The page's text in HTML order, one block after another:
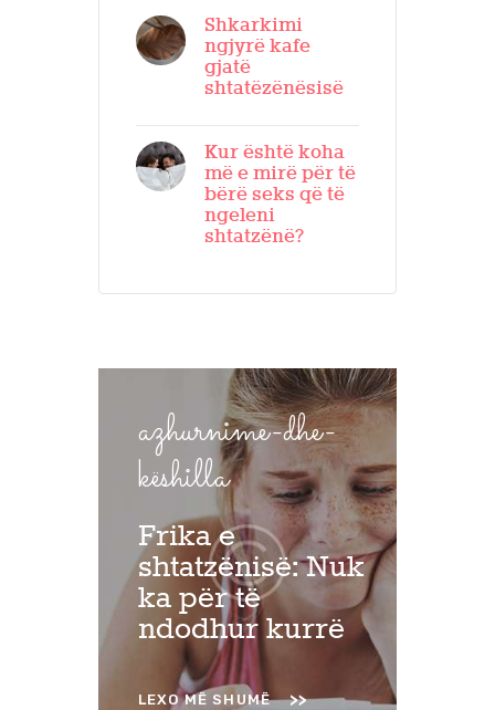
Shkarkimi
ngjyrë kafe
gjatë
shtatëzënësisë
Kur është koha
më e mirë për të
bërë seks që të
ngeleni
shtatzënë?
azhurnime-dhe-
këshilla
Frika e
shtatzënisë: Nuk
ka për të
ndodhur kurrë
LEXO MË SHUMË